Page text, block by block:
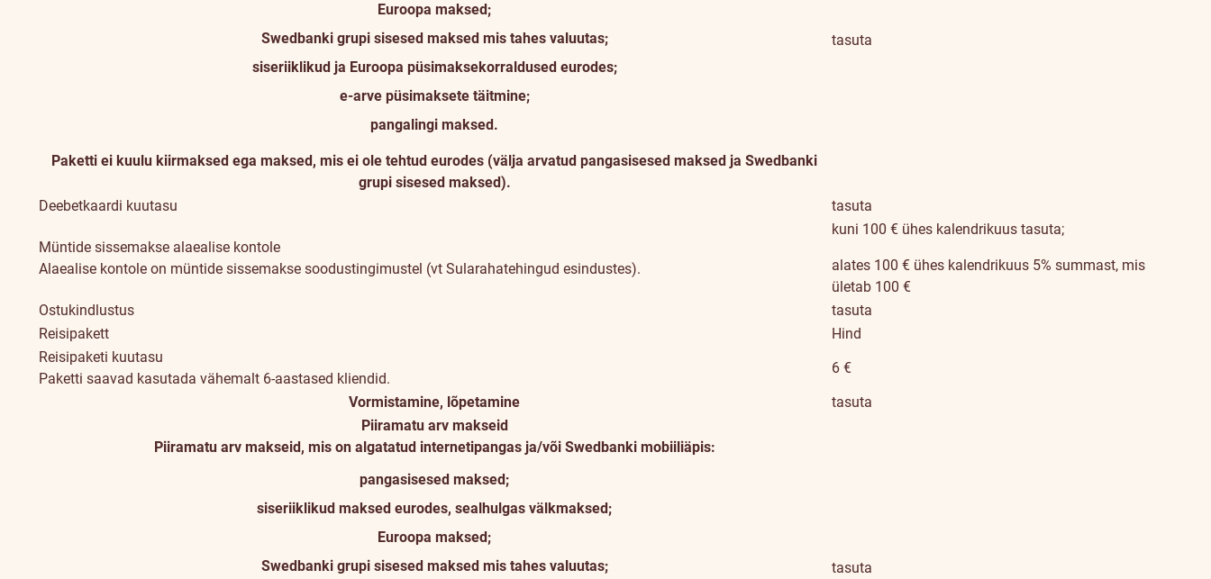
Euroopa maksed;
Swedbanki grupi sisesed maksed mis tahes valuutas;
siseriiklikud ja Euroopa püsimaksekorraldused eurodes;
e-arve püsimaksete täitmine;
pangalingi maksed.
Paketti ei kuulu kiirmaksed ega maksed, mis ei ole tehtud eurodes (välja arvatud pangasisesed maksed ja Swedbanki
grupi sisesed maksed).
tasuta
Deebetkaardi kuutasu tasuta
Müntide sissemakse alaealise kontole
Alaealise kontole on müntide sissemakse soodustingimustel (vt Sularahatehingud esindustes).
kuni 100 € ühes kalendrikuus tasuta;
alates 100 € ühes kalendrikuus 5% summast, mis
ületab 100 €
Ostukindlustus
tasuta
Reisipakett
Hind
Reisipaketi kuutasu
Paketti saavad kasutada vähemalt 6-aastased kliendid.
6 €
Vormistamine, lõpetamine
tasuta
Piiramatu arv makseid
Piiramatu arv makseid, mis on algatatud internetipangas ja/või Swedbanki mobiiliäpis:
pangasisesed maksed;
siseriiklikud maksed eurodes, sealhulgas välkmaksed;
Euroopa maksed;
Swedbanki grupi sisesed maksed mis tahes valuutas;
tasuta